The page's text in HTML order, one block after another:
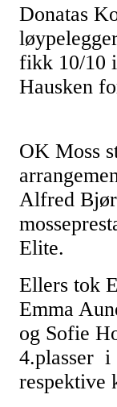
Donatas
fikk 10/10
Hausken
OK Moss
Alfred
Elite.
Ellers tok
Emma
og Sofie
4.plasser i
respektive